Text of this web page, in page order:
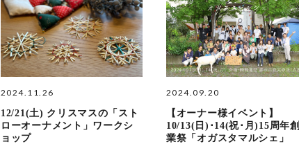
2024.11.26
12/21(土) クリスマスの「スト
ローオーナメント」ワークシ
ョップ
2024.09.20
【オーナー様イベント】
10/13(日)･14(祝･月)15周年創
業祭「オガスタマルシェ」